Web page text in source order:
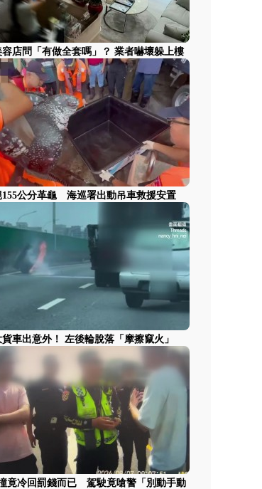
店問「有做全套嗎」？ 業者嚇壞躲上樓
155公分革龜 海巡署出動吊車救援安置
貨車出意外！ 左後輪脫落「摩擦竄火」
竟冷回罰錢而已 駕駛竟嗆警「別動手動